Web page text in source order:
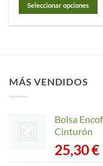
Seleccionar opciones
Las
opciones
elegir
MÁS VENDIDOS
Bolsa
Cinturón
25,30€